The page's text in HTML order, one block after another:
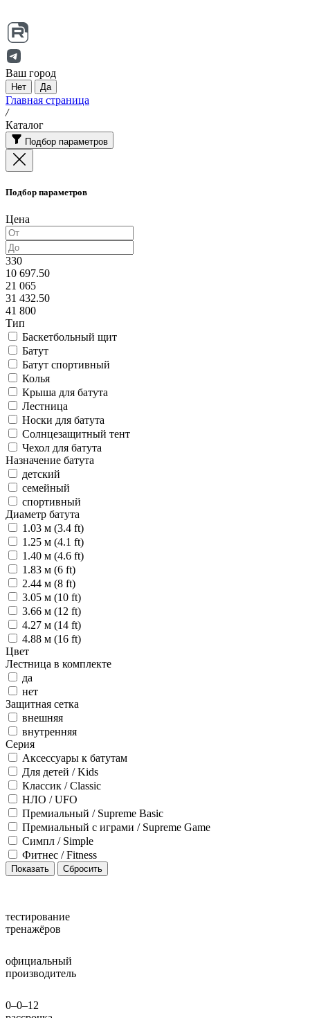
Ваш город
Нет Да
Главная страница
/
Каталог
Подбор параметров
Подбор параметров
Цена
330
10 697.50
21 065
31 432.50
41 800
Тип
Баскетбольный щит
Батут
Батут спортивный
Колья
Крыша для батута
Лестница
Носки для батута
Солнцезащитный тент
Чехол для батута
Назначение батута
детский
семейный
спортивный
Диаметр батута
1.03 м (3.4 ft)
1.25 м (4.1 ft)
1.40 м (4.6 ft)
1.83 м (6 ft)
2.44 м (8 ft)
3.05 м (10 ft)
3.66 м (12 ft)
4.27 м (14 ft)
4.88 м (16 ft)
Цвет
Лестница в комплекте
да
нет
Защитная сетка
внешняя
внутренняя
Серия
Аксессуары к батутам
Для детей / Kids
Классик / Classic
НЛО / UFO
Премиальный / Supreme Basic
Премиальный с играми / Supreme Game
Симпл / Simple
Фитнес / Fitness
тестирование
тренажёров
официальный
производитель
0–0–12